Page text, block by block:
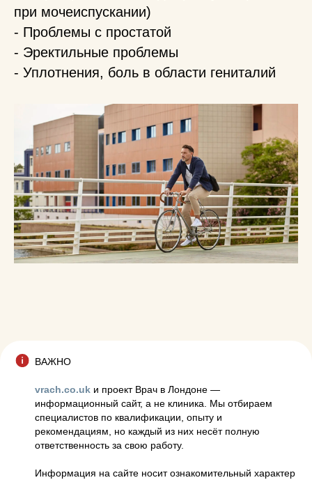
при мочеиспускании)
- Проблемы с простатой
- Эректильные проблемы
- Уплотнения, боль в области гениталий
ВАЖНО
vrach.co.uk и проект Врач в Лондоне —
информационный сайт, а не клиника. Мы отбираем
специалистов по квалификации, опыту и
рекомендациям, но каждый из них несёт полную
ответственность за свою работу.
Информация на сайте носит ознакомительный характер